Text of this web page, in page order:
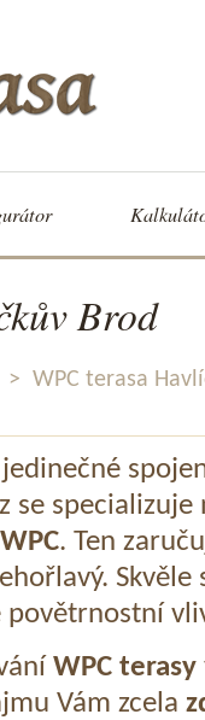
Brod
> WPC terasa
se specializuje
WPC. Ten
povětrnostní
WPC terasy
Vám zcela